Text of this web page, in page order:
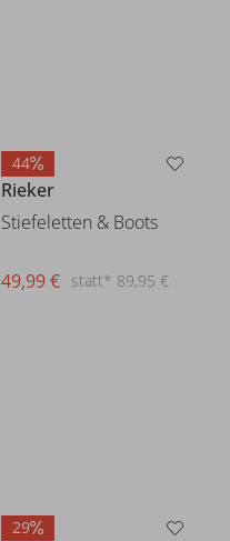
44
Rieker
Stiefeletten & Boots
statt* 89,95 €
49,99 €
29